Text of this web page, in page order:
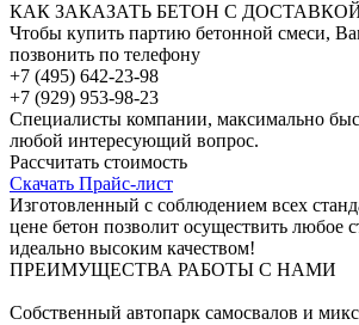
КАК ЗАКАЗАТЬ БЕТОН С
Чтобы купить партию бетонной смеси,
позвонить по телефону
+7 (495) 642-23-98
+7 (929) 953-98-23
Специалисты компании, максимально
любой интересующий вопрос.
Рассчитать стоимость
Скачать Прайс-лист
Изготовленный с соблюдением всех
цене бетон позволит осуществить любое
идеально высоким качеством!
ПРЕИМУЩЕСТВА РАБОТЫ С НАМИ
Собственный автопарк самосвалов и